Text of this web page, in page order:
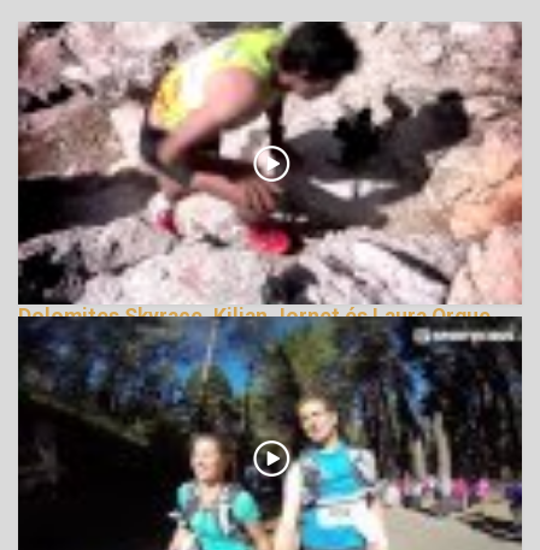
Dolomites Skyrace, Kilian Jornet és Laura Orgue
győzelmével
140828 Nézetek